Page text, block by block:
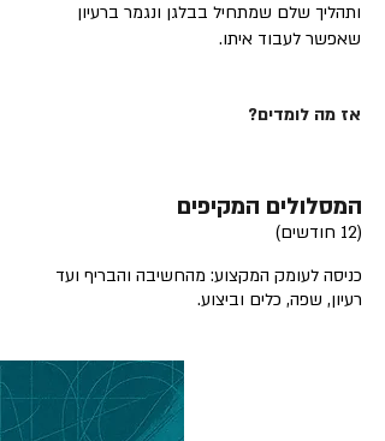
ותהליך שלם שמתחיל בבלגן ונגמר ברעיון
שאפשר לעבוד איתו.
אז מה לומדים?
המסלולים המקיפים
(12 חודשים)
כניסה לעומק המקצוע: מהחשיבה והבריף ועד
רעיון, שפה, כלים וביצוע.